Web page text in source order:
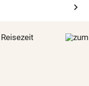
chevron_right